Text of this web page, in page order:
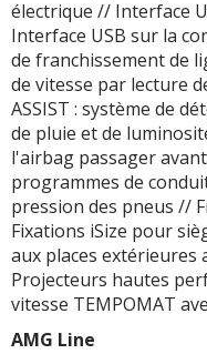
électrique // Interface
Interface USB sur la
de franchissement de
de vitesse par lecture
ASSIST : système de
de pluie et de
l'airbag passager avant
programmes de
pression des pneus //
Fixations iSize pour
aux places
Projecteurs hautes
vitesse TEMPOMAT
AMG Line